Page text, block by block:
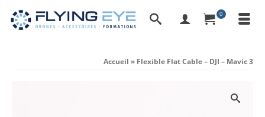
0
Accueil » Flexible Flat Cable – DJI – Mavic 3